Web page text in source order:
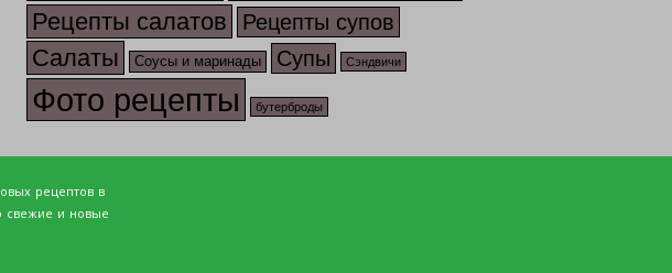
Рецепты салатов Рецепты супов
Салаты Соусы и маринады Супы Сэндвичи
Фото рецепты бутерброды
рецептов в
свежие и новые